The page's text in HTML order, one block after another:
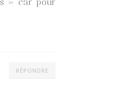
» car pour
RÉPONDRE